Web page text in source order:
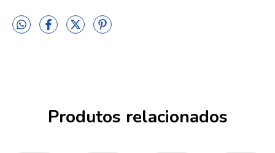
Produtos relacionados